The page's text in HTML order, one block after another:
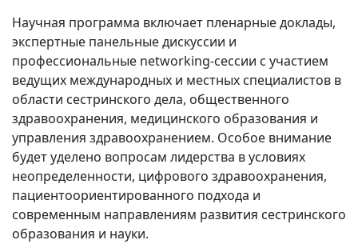
Научная программа включает пленарные доклады,
экспертные панельные дискуссии и
профессиональные networking-сессии с участием
ведущих международных и местных специалистов в
области сестринского дела, общественного
здравоохранения, медицинского образования и
управления здравоохранением. Особое внимание
будет уделено вопросам лидерства в условиях
неопределенности, цифрового здравоохранения,
пациентоориентированного подхода и
современным направлениям развития сестринского
образования и науки.